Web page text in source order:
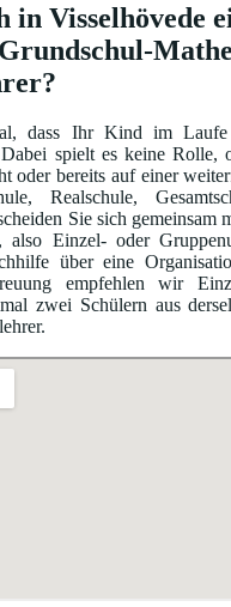
in Visselhövede
dass Ihr Kind im Laufe
spielt es keine
oder bereits auf einer
Realschule,
Sie sich gemeinsam
also Einzel- oder
über eine
empfehlen wir
zwei Schülern aus